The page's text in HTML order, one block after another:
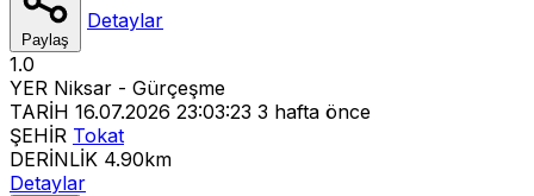
Paylaş
Detaylar
1.0
YER Niksar - Gürçeşme
TARİH 16.07.2026 23:03:23 3 hafta önce
ŞEHİR Tokat
DERİNLİK 4.90km
Detaylar